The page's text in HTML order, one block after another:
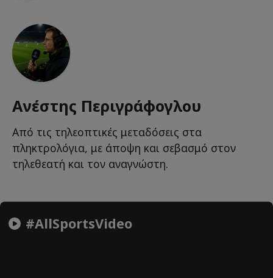
Ανέστης Περιγράφογλου
Από τις τηλεοπτικές μεταδόσεις στα
πληκτρολόγια, με άποψη και σεβασμό στον
τηλεθεατή και τον αναγνώστη.
#AllSportsVideo